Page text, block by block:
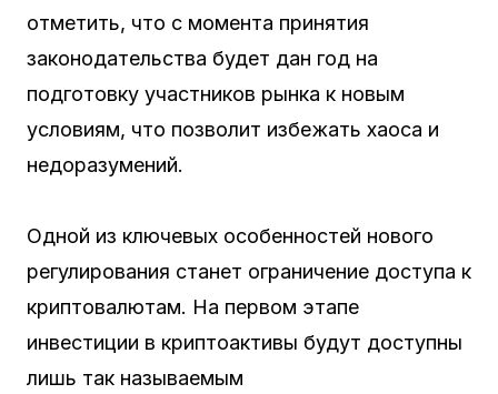
отметить, что с момента принятия
законодательства будет дан год на
подготовку участников рынка к новым
условиям, что позволит избежать хаоса и
недоразумений.
Одной из ключевых особенностей нового
регулирования станет ограничение доступа к
криптовалютам. На первом этапе
инвестиции в криптоактивы будут доступны
лишь так называемым